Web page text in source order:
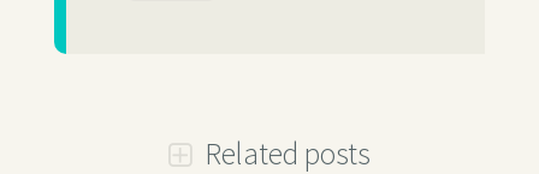
Related posts